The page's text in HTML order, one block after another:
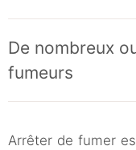
De nombreux
fumeurs
Arrêter de fumer